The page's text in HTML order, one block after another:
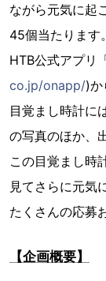
ながら元気に起
45個当たります。
HTB公式アプリ
co.jp/onapp/)か
目覚まし時計に
の写真のほか、
この目覚まし時
見てさらに元気
たくさんの応募
【企画概要】